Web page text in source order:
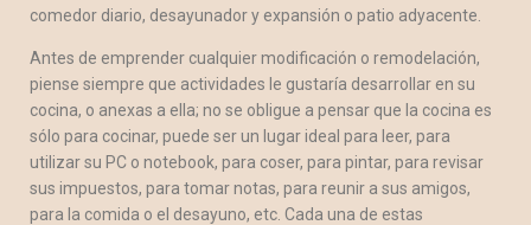
comedor diario, desayunador y expansión o patio adyacente.
Antes de emprender cualquier modificación o remodelación,
piense siempre que actividades le gustaría desarrollar en su
cocina, o anexas a ella; no se obligue a pensar que la cocina es
sólo para cocinar, puede ser un lugar ideal para leer, para
utilizar su PC o notebook, para coser, para pintar, para revisar
sus impuestos, para tomar notas, para reunir a sus amigos,
para la comida o el desayuno, etc. Cada una de estas